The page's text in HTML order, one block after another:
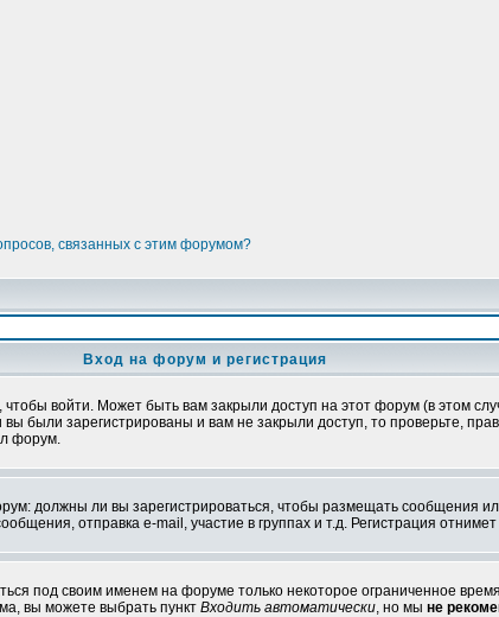
связанных с этим форумом?
Вход на форум и регистрация
войти. Может быть вам закрыли доступ на этот форум (в этом
были зарегистрированы и вам не закрыли доступ, то проверьте,
форум.
должны ли вы зарегистрироваться, чтобы размещать сообщения
отправка e-mail, участие в группах и т.д. Регистрация
под своим именем на форуме только некоторое ограниченное
вы можете выбрать пункт Входить автоматически, но мы не